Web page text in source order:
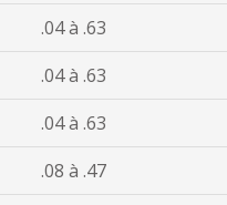
.04 à .63
.04 à .63
.04 à .63
.08 à .47